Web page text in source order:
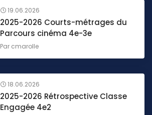
19.06.2026
2025-2026 Courts-métrages du
Parcours cinéma 4e-3e
Par cmarolle
18.06.2026
2025-2026 Rétrospective Classe
Engagée 4e2